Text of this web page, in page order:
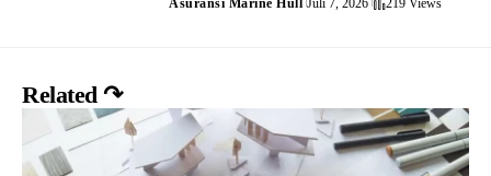
Asuransi Marine Hull Juli 7, 2026 219 Views
Related ↷